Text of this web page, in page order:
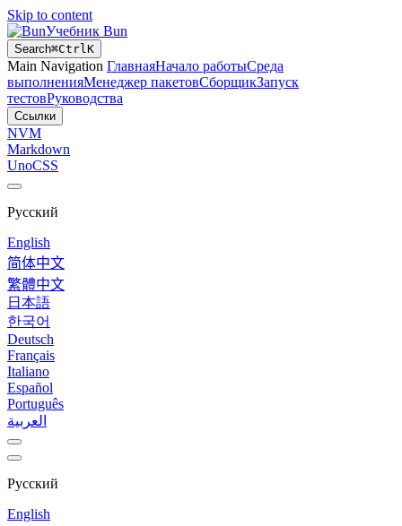
Skip to content
Учебник Bun
Search⌘CtrlK
Main Navigation ГлавнаяНачало работыСреда
выполненияМенеджер пакетовСборщикЗапуск
тестовРуководства
Ссылки
NVM
Markdown
UnoCSS
Русский
English
简体中文
繁體中文
日本語
한국어
Deutsch
Français
Italiano
Español
Português
العربية
Русский
English